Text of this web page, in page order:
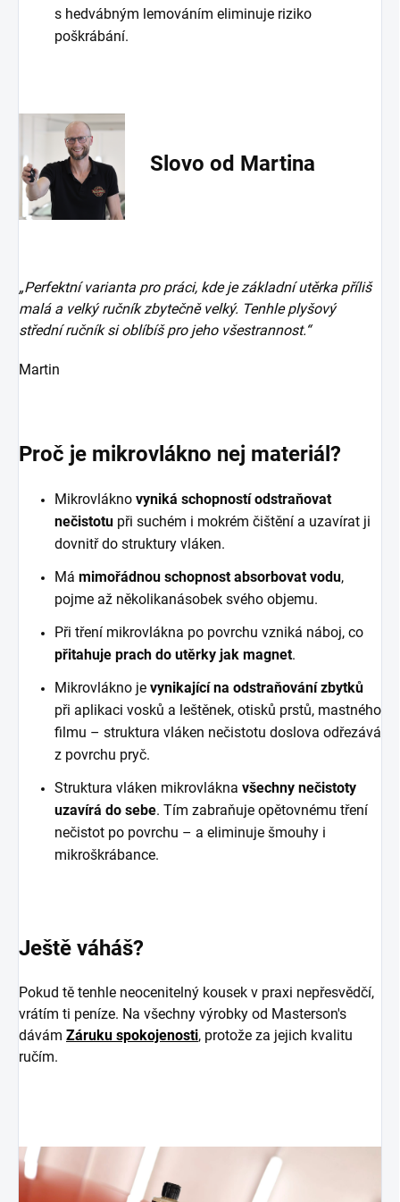
s hedvábným lemováním eliminuje riziko
poškrábání.
Slovo od Martina
„Perfektní varianta pro práci, kde je základní utěrka příliš
malá a velký ručník zbytečně velký. Tenhle plyšový
střední ručník si oblíbíš pro jeho všestrannost.“
Martin
Proč je mikrovlákno nej materiál?
Mikrovlákno vyniká schopností odstraňovat
nečistotu při suchém i mokrém čištění a uzavírat ji
dovnitř do struktury vláken.
Má mimořádnou schopnost absorbovat vodu,
pojme až několikanásobek svého objemu.
Při tření mikrovlákna po povrchu vzniká náboj, co
přitahuje prach do utěrky jak magnet.
Mikrovlákno je vynikající na odstraňování zbytků
při aplikaci vosků a leštěnek, otisků prstů, mastného
filmu – struktura vláken nečistotu doslova odřezává
z povrchu pryč.
Struktura vláken mikrovlákna všechny nečistoty
uzavírá do sebe. Tím zabraňuje opětovnému tření
nečistot po povrchu – a eliminuje šmouhy i
mikroškrábance.
Ještě váháš?
Pokud tě tenhle neocenitelný kousek v praxi nepřesvědčí,
vrátím ti peníze. Na všechny výrobky od Masterson's
dávám Záruku spokojenosti, protože za jejich kvalitu
ručím.